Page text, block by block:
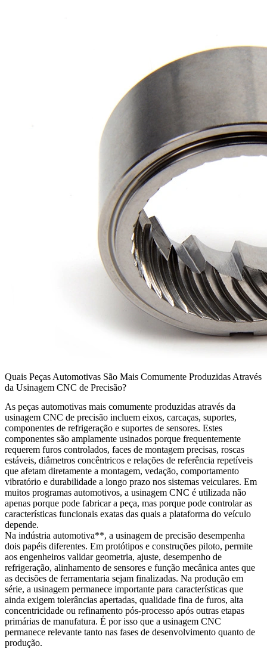
Quais Peças Automotivas São Mais Comumente Produzidas Através
da Usinagem CNC de Precisão?
As peças automotivas mais comumente produzidas através da
usinagem CNC de precisão incluem eixos, carcaças, suportes,
componentes de refrigeração e suportes de sensores. Estes
componentes são amplamente usinados porque frequentemente
requerem furos controlados, faces de montagem precisas, roscas
estáveis, diâmetros concêntricos e relações de referência repetíveis
que afetam diretamente a montagem, vedação, comportamento
vibratório e durabilidade a longo prazo nos sistemas veiculares. Em
muitos programas automotivos, a usinagem CNC é utilizada não
apenas porque pode fabricar a peça, mas porque pode controlar as
características funcionais exatas das quais a plataforma do veículo
depende.
Na indústria automotiva**, a usinagem de precisão desempenha
dois papéis diferentes. Em protótipos e construções piloto, permite
aos engenheiros validar geometria, ajuste, desempenho de
refrigeração, alinhamento de sensores e função mecânica antes que
as decisões de ferramentaria sejam finalizadas. Na produção em
série, a usinagem permanece importante para características que
ainda exigem tolerâncias apertadas, qualidade fina de furos, alta
concentricidade ou refinamento pós-processo após outras etapas
primárias de manufatura. É por isso que a usinagem CNC
permanece relevante tanto nas fases de desenvolvimento quanto de
produção.